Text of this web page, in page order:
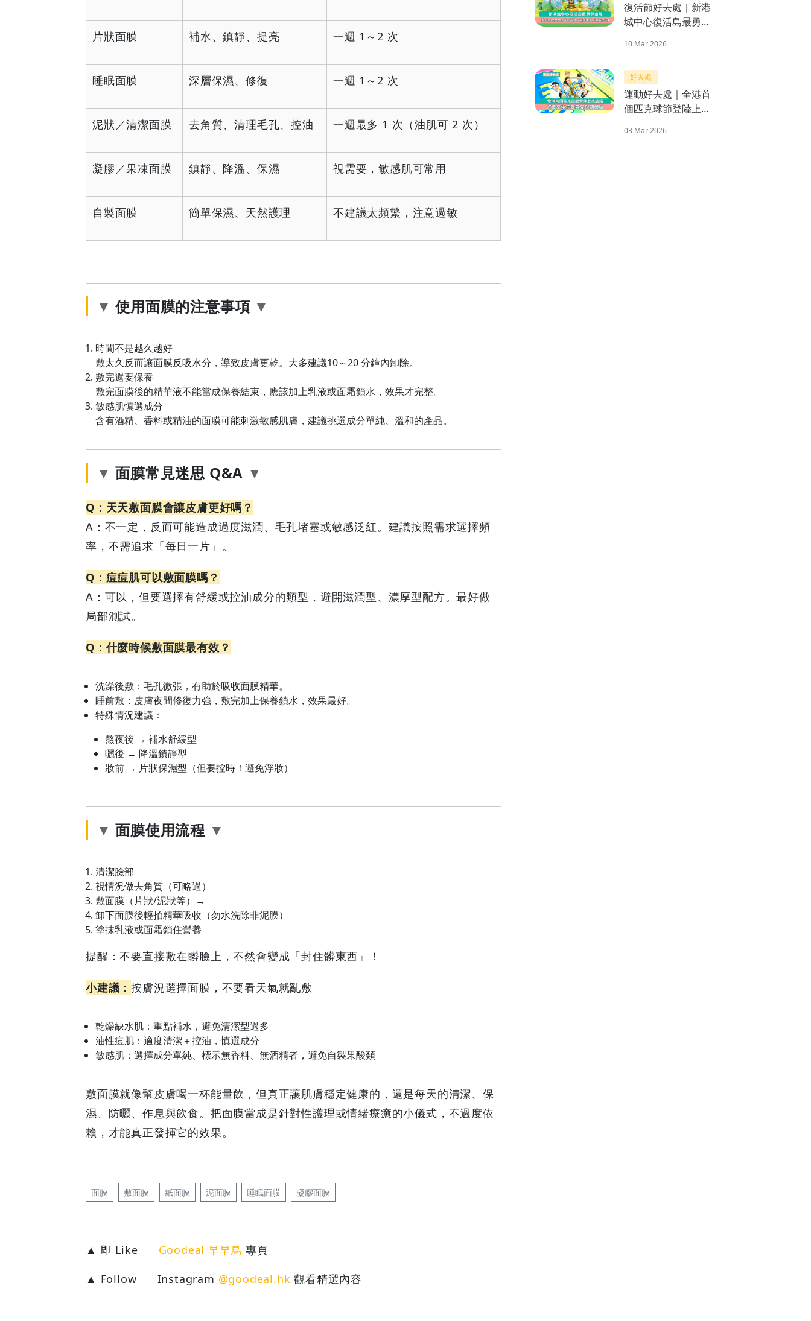
片狀面膜 補水、鎮靜、提亮 一週 1～2 次
睡眠面膜 深層保濕、修復 一週 1～2 次
泥狀／清潔面膜 去角質、清理毛孔、控油 一週最多 1 次（油肌可 2 次）
凝膠／果凍面膜 鎮靜、降溫、保濕 視需要，敏感肌可常用
自製面膜 簡單保濕、天然護理 不建議太頻繁，注意過敏
使用面膜的注意事項
時間不是越久越好
敷太久反而讓面膜反吸水分，導致皮膚更乾。大多建議10～20 分鐘內卸除。
敷完還要保養
敷完面膜後的精華液不能當成保養結束，應該加上乳液或面霜鎖水，效果才完整。
敏感肌慎選成分
含有酒精、香料或精油的面膜可能刺激敏感肌膚，建議挑選成分單純、溫和的產品。
面膜常見迷思 Q&A
Q：天天敷面膜會讓皮膚更好嗎？
A：不一定，反而可能造成過度滋潤、毛孔堵塞或敏感泛紅。建議按照需求選擇頻
率，不需追求「每日一片」。
Q：痘痘肌可以敷面膜嗎？
A：可以，但要選擇有舒緩或控油成分的類型，避開滋潤型、濃厚型配方。最好做
局部測試。
Q：什麼時候敷面膜最有效？
洗澡後敷：毛孔微張，有助於吸收面膜精華。
睡前敷：皮膚夜間修復力強，敷完加上保養鎖水，效果最好。
特殊情況建議：
熬夜後 → 補水舒緩型
曬後 → 降溫鎮靜型
妝前 → 片狀保濕型（但要控時！避免浮妝）
面膜使用流程
清潔臉部
視情況做去角質（可略過）
敷面膜（片狀/泥狀等）→
卸下面膜後輕拍精華吸收（勿水洗除非泥膜）
塗抹乳液或面霜鎖住營養
提醒：不要直接敷在髒臉上，不然會變成「封住髒東西」！
小建議：按膚況選擇面膜，不要看天氣就亂敷
乾燥缺水肌：重點補水，避免清潔型過多
油性痘肌：適度清潔＋控油，慎選成分
敏感肌：選擇成分單純、標示無香料、無酒精者，避免自製果酸類
敷面膜就像幫皮膚喝一杯能量飲，但真正讓肌膚穩定健康的，還是每天的清潔、保
濕、防曬、作息與飲食。把面膜當成是針對性護理或情緒療癒的小儀式，不過度依
賴，才能真正發揮它的效果。
面膜 敷面膜 紙面膜 泥面膜 睡眠面膜 凝膠面膜
▲ 即 Like Goodeal 早早鳥 專頁
▲ Follow
Instagram @goodeal.hk 觀看精選內容
復活節好去處｜新港
城中心復活島最勇登
史上最高、9米高垂
10 Mar 2026
好去處
運動好去處｜全港首
個匹克球節登陸上水
克球初體驗
03 Mar 2026